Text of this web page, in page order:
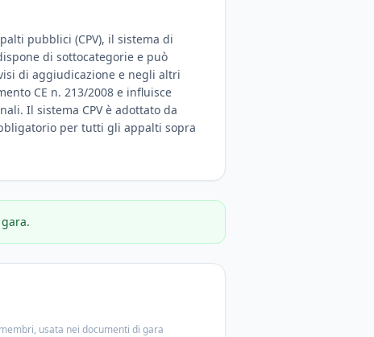
pubblici (CPV), il sistema di
di sottocategorie e può
di aggiudicazione e negli altri
CE n. 213/2008 e influisce
Il sistema CPV è adottato da
per tutti gli appalti sopra
usata nei documenti di gara